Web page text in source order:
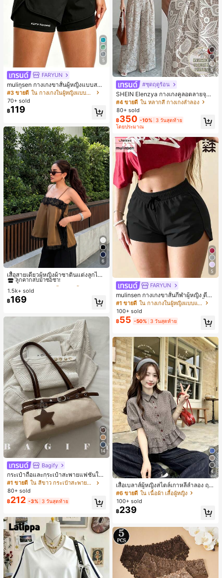
5
FARYUN
mulinsen กางเกงขาสั้นผู้หญิงแบบสบา
ยๆ สีพื้น หลวม อเนกประสงค์ กางเกงขา
สั้นกีฬา 2-In-1 สำหรับวิ่ง ฟิตเนส และก
ารฝึกซ้อมกีฬาในฤดูร้อน
#3 ขายดี
ใน กางเกงในผู้หญิงแบบแอคทีฟ
70+ sold
฿119
6
เสื้อสายเดี่ยวผู้หญิงผ้าซาตินแต่งลูกไม้
- เสื้อสายเดี่ยวฤดูร้อนสีคากีมีรอยผ่าด้า
นข้างที่น่าดึงดูดแบบสบายๆ
#1 ขายดี
ใน สีกากี เสื้อสตรี เสื้อเบลาส์ & Tee
ลูกค้ากลับมาซื้อซ้ำ!
#1 ขายดี
ลูกค้ากลับมาซื้อซ้ำ!
#1 ขายดี
ลูกค้ากลับมาซื้อซ้ำ!
#1 ขายดี
ใน สีกากี เสื้อสตรี เสื้อเบลาส์ & Tee
1.5k+ sold
฿169
14
Bagify
กระเป๋าถือและกระเป๋าสะพายแฟชั่นให
ม่ ตกแต่งด้วยเข็มขัด เหมาะสำหรับงาน
ปาร์ตี้ การรวมตัว การออกไปข้างนอก ก
ารท่องเที่ยว การช้อปปิ้ง และการใช้งาน
ประจำวัน สามารถเก็บเหรียญ โทรศัพท์
เหมาะสำหรับกระเป๋าทำงานของพนักง
านออฟฟิศ นักศึกษามหาวิทยาลัย และ
พนักงานออฟฟิศ กระเป๋าผู้หญิงที่หรูหรา
#1 ขายดี
ใน สีขาว กระเป๋าสะพายผู้หญิง
80+ sold
฿212 -3% 3 วันสุดท้าย
5
#ชุดฤดูร้อน
SHEIN Elenzya กางเกงคูลอตลายจุดเ
อวสูงแบบใหม่สำหรับฤดูใบไม้ผลิ/ฤดูร้อ
น, สไตล์หรูหราเหมาะสำหรับใส่ในชีวิต
ประจำวันและทำงาน, ให้ความรู้สึกวินเ
ทจสำหรับฤดูรับปริญญา, เทศกาลดนตร
ี, การแข่งม้าดาร์บี้, วันประกาศอิสรภาพ
#4 ขายดี ใน หลากสี กางเกงลำลอง
80+ sold
฿350 -10% 3 วันสุดท้าย
โดยประมาณ
5
FARYUN
mulinsen กางเกงขาสั้นกีฬาผู้หญิง ดีไซ
น์ปลายเปิด เอวยืดหยุ่น กางเกงขาสั้น
ลำลองกีฬาฤดูร้อน ความยาว 3/4
#1 ขายดี
ใน กางเกงในผู้หญิงแบบแอคทีฟ
100+ sold
฿55 -50% 3 วันสุดท้าย
4
เสื้อเบลาส์ผู้หญิงสไตล์เกาหลีลำลอง ฤดู
ใบไม้ผลิ/ฤดูร้อนใหม่ ชายระบาย ชิคแล
ะหรูหรา
#6 ขายดี ใน เนื้อผ้า เสื้อผู้หญิง
100+ sold
฿239